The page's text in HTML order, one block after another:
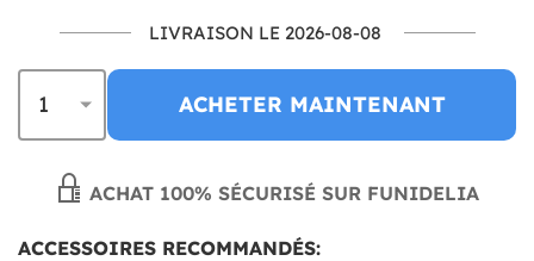
LIVRAISON LE 2026-08-08
ACHETER MAINTENANT
ACHAT 100% SÉCURISÉ SUR FUNIDELIA
ACCESSOIRES RECOMMANDÉS: